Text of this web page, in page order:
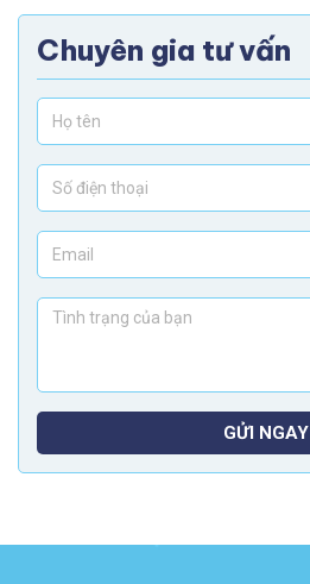
Chuyên gia tư vấn
GỬI NGAY